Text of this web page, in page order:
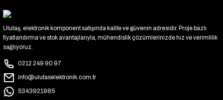
Ulutaş, elektronik komponent satışında kalite ve güvenin adresidir. Proje bazlı
fiyatlandırma ve stok avantajlarıyla, mühendislik çözümlerinizde hız ve verimlilik
sağlıyoruz.
0212 249 90 97
info@ulutaselektronik.com.tr
5343921985